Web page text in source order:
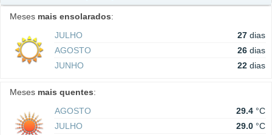
Meses mais ensolarados:
JULHO
27 dias
AGOSTO
26 dias
JUNHO
22 dias
Meses mais quentes:
AGOSTO
29.4 °C
JULHO
29.0 °C